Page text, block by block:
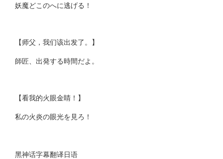
妖魔どこのへに逃げる！
【师父，我们该出发了。】
師匠、出発する時間だよ。
【看我的火眼金睛！】
私の火炎の眼光を見ろ！
黑神话字幕翻译日语